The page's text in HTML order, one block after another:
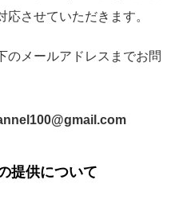
させていただきます。
のメールアドレスまでお問
提供について